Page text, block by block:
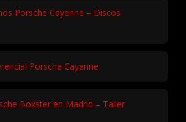
Porsche Cayenne – Discos
Porsche Cayenne
Boxster en Madrid – Taller